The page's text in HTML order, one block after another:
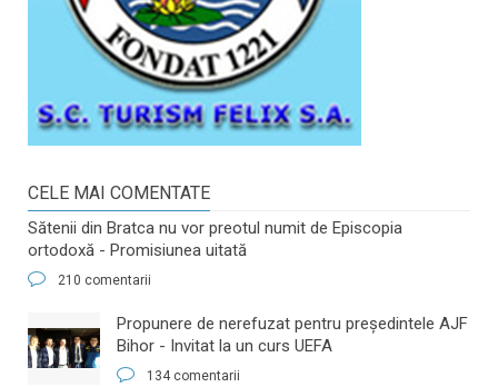
CELE MAI COMENTATE
Sătenii din Bratca nu vor preotul numit de Episcopia
ortodoxă - Promisiunea uitată
210 comentarii
​Propunere de nerefuzat pentru preşedintele AJF
Bihor - Invitat la un curs UEFA
134 comentarii